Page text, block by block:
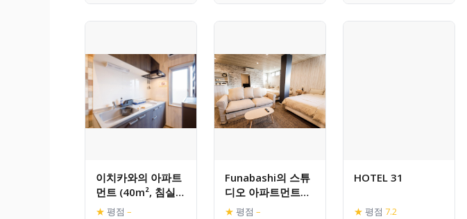
이치카와의 아파트
먼트 (40m², 침실 1
개, 프라이빗 욕실 1
★ 평점 –
Funabashi의 스튜
디오 아파트먼트
(50m², 프라이빗 욕
★ 평점 –
HOTEL 31
★ 평점 7.2